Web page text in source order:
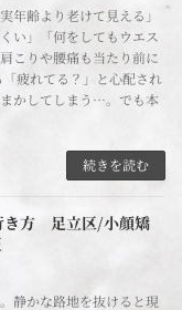
年齢より老けて見える」
い」「何をしてもウエス
こりや腰痛も当たり前に
疲れてる？」と心配され
かしてしまう…。でも本
続きを読む
き方 足立区/小顔矯
静かな路地を抜けると現